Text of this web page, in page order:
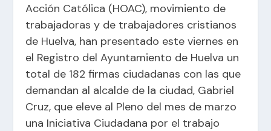
Acción Católica (HOAC), movimiento de
trabajadoras y de trabajadores cristianos
de Huelva, han presentado este viernes en
el Registro del Ayuntamiento de Huelva un
total de 182 firmas ciudadanas con las que
demandan al alcalde de la ciudad, Gabriel
Cruz, que eleve al Pleno del mes de marzo
una Iniciativa Ciudadana por el trabajo